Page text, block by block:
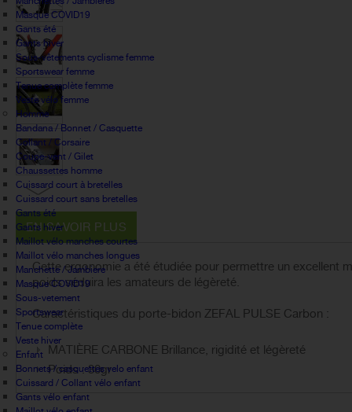
Masque COVID19
Gants été
Gants hiver
Sous-vêtements cyclisme femme
Sportswear femme
Tenue complète femme
Veste vélo femme
Homme
Bandana / Bonnet / Casquette
Collant / Corsaire
Coupe-vent / Gilet
Chaussettes homme
Cuissard court à bretelles
Cuissard court sans bretelles
Gants été
Gants hiver
Maillot vélo manches courtes
Maillot vélo manches longues
Manchette / Jambiere
Masque COVID19
Sous-vetement
Sportswear
Tenue complète
Veste hiver
Enfant
Bonnets / casquettes velo enfant
Cuissard / Collant vélo enfant
Gants vélo enfant
EN SAVOIR PLUS
Cette ergonomie a été étudiée pour permettre un excellent
poids séduira les amateurs de légèreté.
Caractéristiques du porte-bidon ZEFAL PULSE Carbon :
MATIÈRE CARBONE Brillance, rigidité et légèreté
Poids : 30gr